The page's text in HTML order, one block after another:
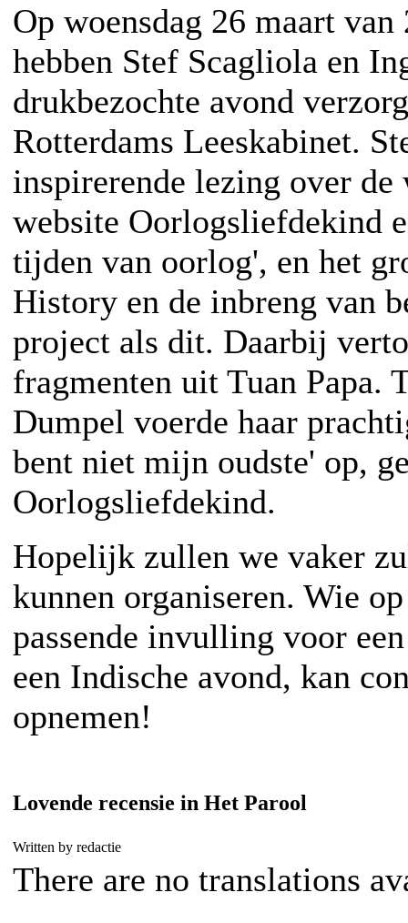
Op woensdag 26 maart
hebben Stef Scagliola en
drukbezochte avond
Rotterdams Leeskabinet.
inspirerende lezing over de
website Oorlogsliefdekind
tijden van oorlog', en het
History en de inbreng van
project als dit. Daarbij
fragmenten uit Tuan Papa.
Dumpel voerde haar
bent niet mijn oudste' op,
Oorlogsliefdekind.
Hopelijk zullen we vaker
kunnen organiseren. Wie
passende invulling voor
een Indische avond, kan
opnemen!
Lovende recensie in Het Parool
Written by redactie
There are no translations